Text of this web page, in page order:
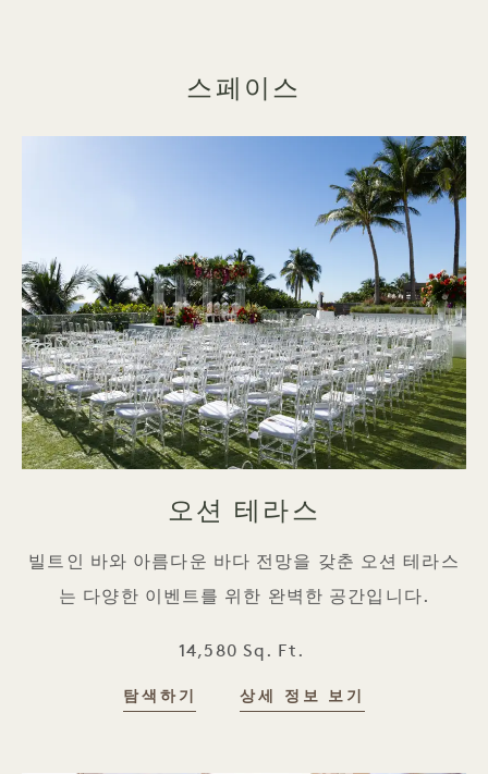
스페이스
오션 테라스
빌트인 바와 아름다운 바다 전망을 갖춘 오션 테라스
는 다양한 이벤트를 위한 완벽한 공간입니다.
14,580 Sq. Ft.
탐색하기 상세 정보 보기